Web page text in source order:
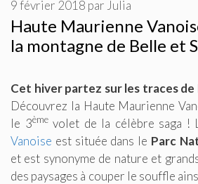
Haute Maurienne
la montagne de Belle et
9 février 2018 par Julia
Cet hiver partez sur les traces
Découvrez la Haute Maurienne
le 3èmevolet de la célèbre saga !
Vanoise est située dans le Parc
et est synonyme de nature et
des paysages à couper le souffle